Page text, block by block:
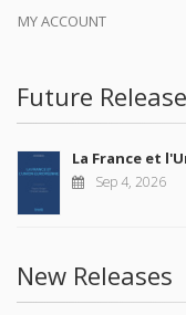
MY ACCOUNT
Future
La France et
Sep 4, 2026
New Releases